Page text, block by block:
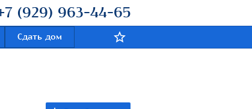
(929) 963-44-65
Сдать дом